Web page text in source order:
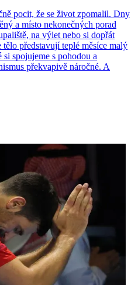
pocit, že se život zpomalil. Dny
a místo nekonečných porad
na výlet nebo si dopřát
představují teplé měsíce malý
si spojujeme s pohodou a
překvapivě náročné. A